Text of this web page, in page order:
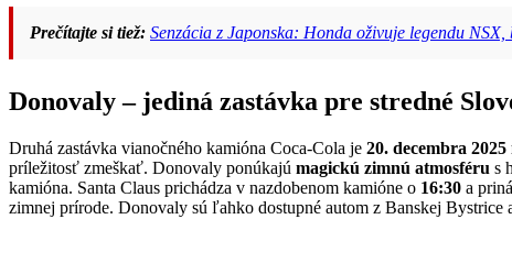
Prečítajte si tiež: Senzácia z Japonska: Honda oživuje legendu
Donovaly – jediná zastávka pre stredné
Druhá zastávka vianočného kamióna Coca-Cola je 20. decembra
príležitosť zmeškať. Donovaly ponúkajú magickú zimnú atmosféru s
kamióna. Santa Claus prichádza v nazdobenom kamióne o 16:30 a
zimnej prírode. Donovaly sú ľahko dostupné autom z Banskej Bystrice